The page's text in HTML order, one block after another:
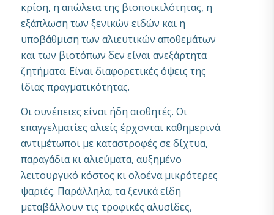
κρίση, η απώλεια της βιοποικιλότητας, η
εξάπλωση των ξενικών ειδών και η
υποβάθμιση των αλιευτικών αποθεμάτων
και των βιοτόπων δεν είναι ανεξάρτητα
ζητήματα. Είναι διαφορετικές όψεις της
ίδιας πραγματικότητας.
Οι συνέπειες είναι ήδη αισθητές. Οι
επαγγελματίες αλιείς έρχονται καθημερινά
αντιμέτωποι με καταστροφές σε δίχτυα,
παραγάδια κι αλιεύματα, αυξημένο
λειτουργικό κόστος κι ολοένα μικρότερες
ψαριές. Παράλληλα, τα ξενικά είδη
μεταβάλλουν τις τροφικές αλυσίδες,